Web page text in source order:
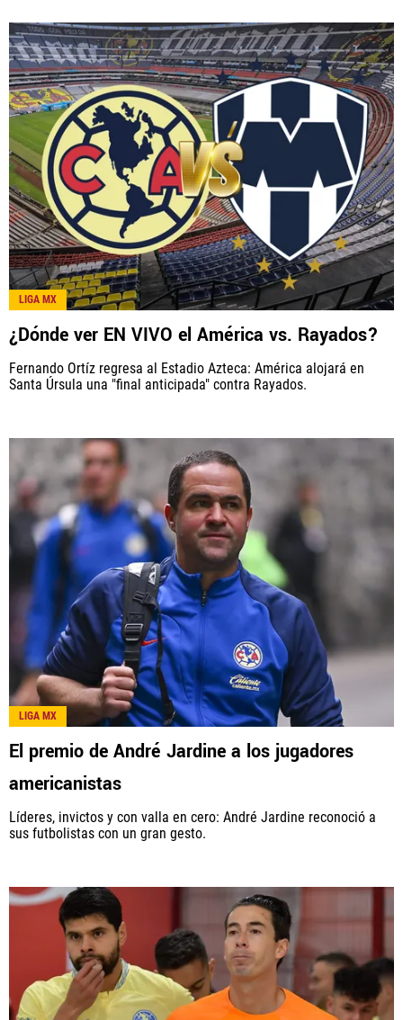
LIGA MX
¿Dónde ver EN VIVO el América vs. Rayados?
Fernando Ortíz regresa al Estadio Azteca: América alojará en
Santa Úrsula una "final anticipada" contra Rayados.
LIGA MX
El premio de André Jardine a los jugadores
americanistas
Líderes, invictos y con valla en cero: André Jardine reconoció a
sus futbolistas con un gran gesto.